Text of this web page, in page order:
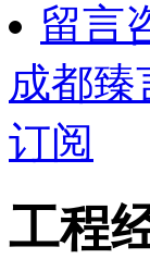
留言
成都臻
订阅
工程